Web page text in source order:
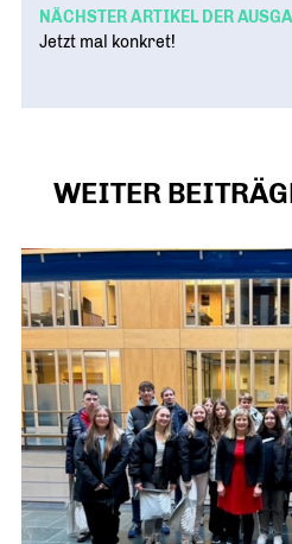
NÄCHSTER ARTIKEL DER
Jetzt mal konkret!
WEITER